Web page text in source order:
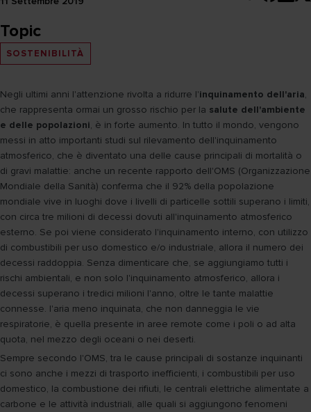
Topic
SOSTENIBILITÀ
Negli ultimi anni l'attenzione rivolta a ridurre l'inquinamento dell'aria,
che rappresenta ormai un grosso rischio per la salute dell'ambiente
e delle popolazioni, è in forte aumento. In tutto il mondo, vengono
messi in atto importanti studi sul rilevamento dell'inquinamento
atmosferico, che è diventato una delle cause principali di mortalità o
di gravi malattie: anche un recente rapporto dell'OMS (Organizzazione
Mondiale della Sanità) conferma che il 92% della popolazione
mondiale vive in luoghi dove i livelli di particelle sottili superano i limiti,
con circa tre milioni di decessi dovuti all'inquinamento atmosferico
esterno. Se poi viene considerato l'inquinamento interno, con utilizzo
di combustibili per uso domestico e/o industriale, allora il numero dei
decessi raddoppia. Senza dimenticare che, se aggiungiamo tutti i
rischi ambientali, e non solo l'inquinamento atmosferico, allora i
decessi superano i tredici milioni l'anno, oltre le tante malattie
connesse. l'aria meno inquinata, che non danneggia le vie
respiratorie, è quella presente in aree remote come i poli o ad alta
quota, nel mezzo degli oceani o nei deserti.
Sempre secondo l'OMS, tra le cause principali di sostanze inquinanti
ci sono anche i mezzi di trasporto inefficienti, i combustibili per uso
domestico, la combustione dei rifiuti, le centrali elettriche alimentate a
carbone e le attività industriali, alle quali si aggiungono fenomeni